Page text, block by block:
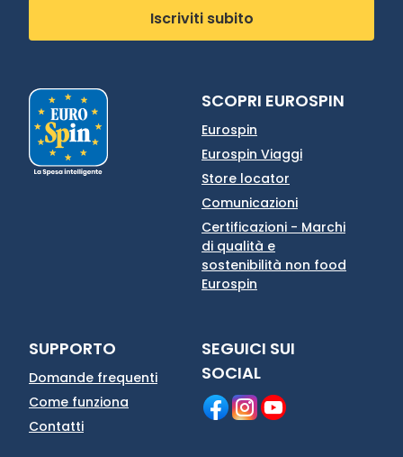
Iscriviti subito
SCOPRI EUROSPIN
Eurospin
Eurospin Viaggi
Store locator
Comunicazioni
Certificazioni - Marchi
di qualità e
sostenibilità non food
Eurospin
SUPPORTO
Domande frequenti
Come funziona
Contatti
SEGUICI SUI
SOCIAL